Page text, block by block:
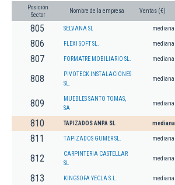
Posición
Sector
Nombre de la empresa Ventas (€)
805 SELVANA SL mediana
806 FLEXI SOFT SL. mediana
807 FORMATRE MOBILIARIO SL. mediana
808
PIVOTECK INSTALACIONES
SL.
mediana
809
MUEBLES SANTO TOMAS,
SA
mediana
810 TAPIZADOS ANPA SL mediana
811 TAPIZADOS GUMER SL. mediana
812
CARPINTERIA CASTELLAR
SL
mediana
813 KINGSOFA YECLA S.L. mediana